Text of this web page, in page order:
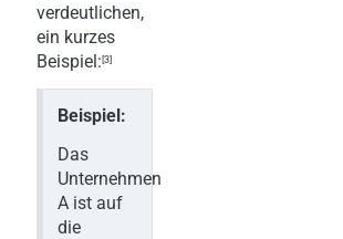
verdeutlichen,
ein kurzes
Beispiel: [3]
Beispiel:
Das
Unternehmen
A ist auf
die